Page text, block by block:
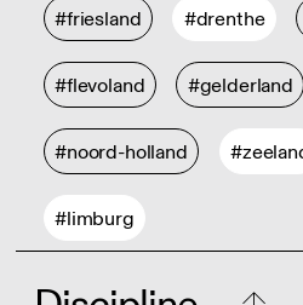
#friesland #drenthe
#flevoland #gelderland
#noord-holland
#limburg